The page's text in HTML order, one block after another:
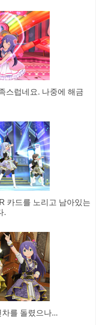
스럽네요. 나중에 해금
카드를 노리고 남아있는
.
를 돌렸으나...